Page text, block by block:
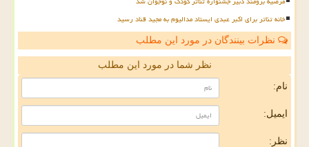
خانه تئاتر برای اکبر عبدی ایستاد مدالیوم به مجید قناد رسید
نظرات بینندگان در مورد این مطلب
نظر شما در مورد این مطلب
نام:
ایمیل:
نظر: